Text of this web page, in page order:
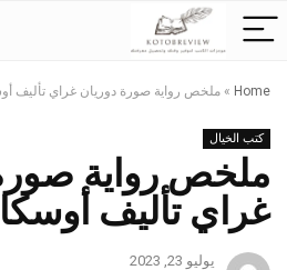
Home
» ملخص رواية صورة دوريان غراي تأليف
كتب الخيال
ملخص رواية
غراي تأليف
يوليو 23, 2023